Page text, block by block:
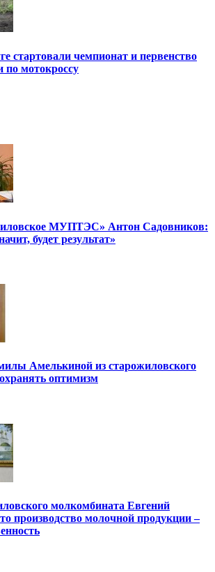
стартовали чемпионат и первенство
по мотокроссу
МУПТЭС» Антон Садовников:
будет результат»
Амелькиной из старожиловского
оптимизм
молкомбината Евгений
производство молочной продукции –